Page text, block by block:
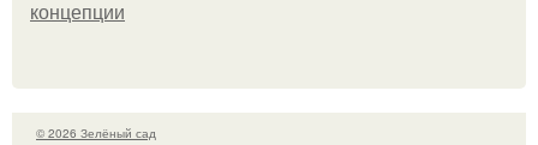
концепции
© 2026 Зелёный сад